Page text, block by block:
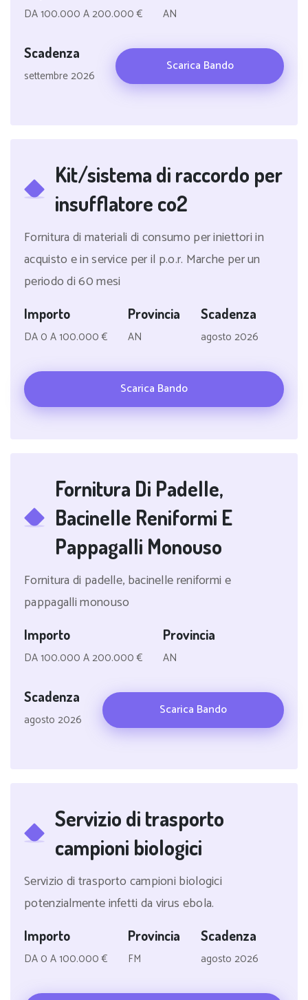
DA 100.000 A 200.000 € AN
Scadenza
settembre 2026
Scarica Bando
Kit/sistema di raccordo per
insufflatore co2
Fornitura di materiali di consumo per iniettori in
acquisto e in service per il p.o.r. Marche per un
periodo di 60 mesi
Importo
DA 0 A 100.000 €
Provincia
AN
Scadenza
agosto 2026
Scarica Bando
Fornitura Di Padelle,
Bacinelle Reniformi E
Pappagalli Monouso
Fornitura di padelle, bacinelle reniformi e
pappagalli monouso
Importo
DA 100.000 A 200.000 €
Provincia
AN
Scadenza
agosto 2026
Scarica Bando
Servizio di trasporto
campioni biologici
Servizio di trasporto campioni biologici
potenzialmente infetti da virus ebola.
Importo
DA 0 A 100.000 €
Provincia
FM
Scadenza
agosto 2026